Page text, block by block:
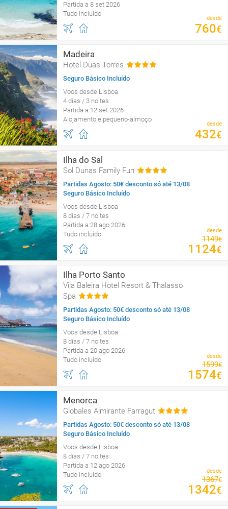
Partida a 8 set 2026
Tudo incluído
desde
760€
Madeira
Hotel Duas Torres
Seguro Básico Incluído
Voos desde Lisboa
4 dias / 3 noites
Partida a 12 set 2026
Alojamento e pequeno-almoço
desde
432€
Ilha do Sal
Sol Dunas Family Fun
Partidas Agosto: 50€ desconto só até 13/08
Seguro Básico Incluído
Voos desde Lisboa
8 dias / 7 noites
Partida a 28 ago 2026
Tudo incluído
desde
1149€
1124€
Ilha Porto Santo
Vila Baleira Hotel Resort & Thalasso
Spa
Partidas Agosto: 50€ desconto só até 13/08
Seguro Básico Incluído
Voos desde Lisboa
8 dias / 7 noites
Partida a 20 ago 2026
Tudo incluído
desde
1599€
1574€
Menorca
Globales Almirante Farragut
Partidas Agosto: 50€ desconto só até 13/08
Seguro Básico Incluído
Voos desde Lisboa
8 dias / 7 noites
Partida a 12 ago 2026
Tudo incluído
desde
1367€
1342€